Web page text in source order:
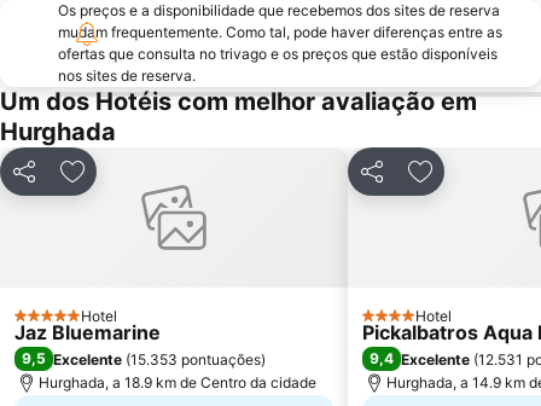
Os preços e a disponibilidade que recebemos dos sites de reserva
mudam frequentemente. Como tal, pode haver diferenças entre as
ofertas que consulta no trivago e os preços que estão disponíveis
nos sites de reserva.
Um dos Hotéis com melhor avaliação em
Hurghada
PartilharAdicionar aos favoritos
5 EstrelasHotel
Jaz Bluemarine
9,5 Excelente (15.353 pontuações)
Hurghada, a 18.9 km de Centro da cidade
PartilharAdicionar
4 Estrelas
Hotel
Pickalbatros
9,4 Excelente (12.531
Hurghada, a 14.9 km